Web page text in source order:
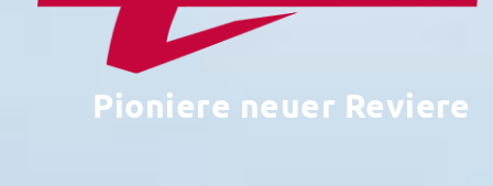
Pioniere neuer Reviere